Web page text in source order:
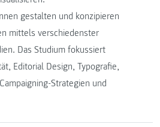
gestalten und konzipieren
mittels verschiedenster
Das Studium fokussiert
Editorial Design, Typografie,
Strategien und